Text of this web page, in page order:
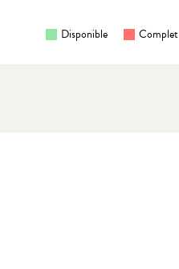
Disponible Complet